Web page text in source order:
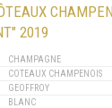
2019
CHAMPAGNE
COTEAUX CHAMPENOIS
GEOFFROY
BLANC